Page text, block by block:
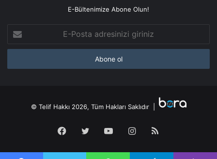
E-Bültenimize Abone Olun!
Posta
adresinizi
© Telif Hakkı 2026, Tüm Hakları Saklıdır |
Facebook
TwitterYouTubeInstagram
RSS